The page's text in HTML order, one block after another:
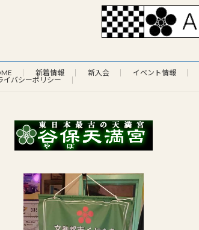
新着情報 新入会 イベント情報
イバシーポリシー